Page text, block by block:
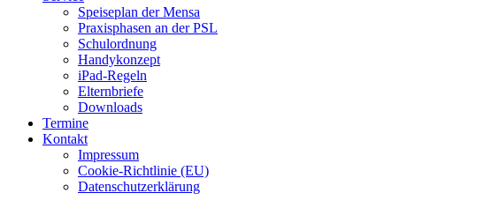
Speiseplan der Mensa
Praxisphasen an der PSL
Schulordnung
Handykonzept
iPad-Regeln
Elternbriefe
Downloads
Termine
Kontakt
Impressum
Cookie-Richtlinie (EU)
Datenschutzerklärung